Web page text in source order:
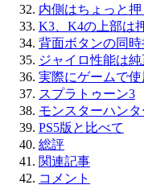
内側はちょっと
K3、K4の上部は
背面ボタンの同
ジャイロ性能は
実際にゲームで
スプラトゥーン3
モンスターハン
PS5版と比べて
総評
関連記事
コメント